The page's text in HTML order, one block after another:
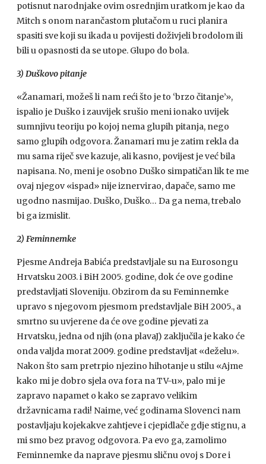
potisnut narodnjake ovim osrednjim uratkom je kao da
Mitch s onom narančastom plutačom u ruci planira
spasiti sve koji su ikada u povijesti doživjeli brodolom ili
bili u opasnosti da se utope. Glupo do bola.
3) Duškovo pitanje
«Žanamari, možeš li nam reći što je to ‘brzo čitanje’»,
ispalio je Duško i zauvijek srušio meni ionako uvijek
sumnjivu teoriju po kojoj nema glupih pitanja, nego
samo glupih odgovora. Žanamari mu je zatim rekla da
mu sama riječ sve kazuje, ali kasno, povijest je već bila
napisana. No, meni je osobno Duško simpatičan lik te me
ovaj njegov «ispad» nije iznervirao, dapače, samo me
ugodno nasmijao. Duško, Duško… Da ga nema, trebalo
bi ga izmislit.
2) Feminnemke
Pjesme Andreja Babića predstavljale su na Eurosongu
Hrvatsku 2003. i BiH 2005. godine, dok će ove godine
predstavljati Sloveniju. Obzirom da su Feminnemke
upravo s njegovom pjesmom predstavljale BiH 2005., a
smrtno su uvjerene da će ove godine pjevati za
Hrvatsku, jedna od njih (ona plavaJ) zaključila je kako će
onda valjda morat 2009. godine predstavljat «deželu».
Nakon što sam pretrpio njezino hihotanje u stilu «Ajme
kako mi je dobro sjela ova fora na TV-u», palo mi je
zapravo napamet o kako se zapravo velikim
državnicama radi! Naime, već godinama Slovenci nam
postavljaju kojekakve zahtjeve i cjepidlače gdje stignu, a
mi smo bez pravog odgovora. Pa evo ga, zamolimo
Feminnemke da naprave pjesmu sličnu ovoj s Dore i